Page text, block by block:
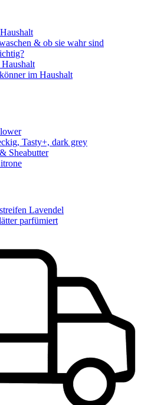
& ob sie wahr sind
im Haushalt
Tasty+, dark grey
Sheabutter
Lavendel
parfümiert